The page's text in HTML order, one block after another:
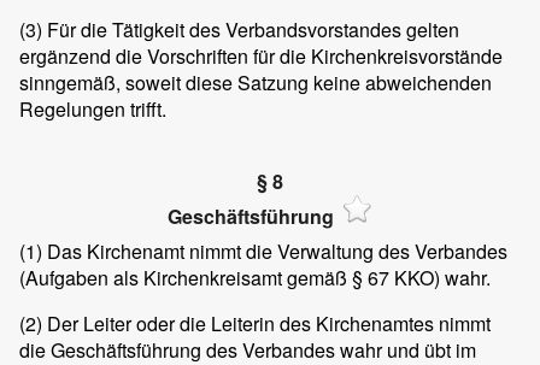
(3) Für die Tätigkeit des Verbandsvorstandes gelten
ergänzend die Vorschriften für die Kirchenkreisvorstände
sinngemäß, soweit diese Satzung keine abweichenden
Regelungen trifft.
§ 8
Geschäftsführung
(1) Das Kirchenamt nimmt die Verwaltung des Verbandes
(Aufgaben als Kirchenkreisamt gemäß § 67 KKO) wahr.
(2) Der Leiter oder die Leiterin des Kirchenamtes nimmt
die Geschäftsführung des Verbandes wahr und übt im